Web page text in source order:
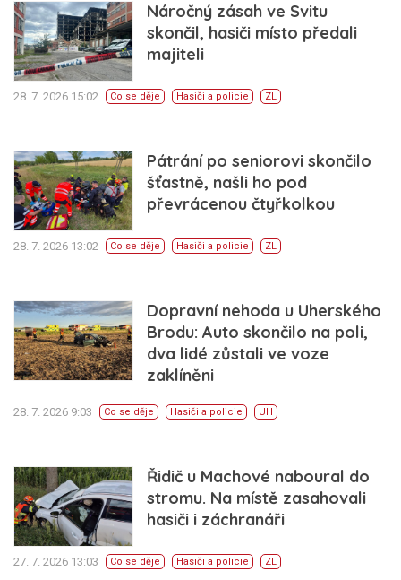
Náročný zásah ve Svitu
skončil, hasiči místo předali
majiteli
28. 7. 2026 15:02 Co se děje Hasiči a policie ZL
Pátrání po seniorovi skončilo
šťastně, našli ho pod
převrácenou čtyřkolkou
28. 7. 2026 13:02 Co se děje Hasiči a policie ZL
Dopravní nehoda u Uherského
Brodu: Auto skončilo na poli,
dva lidé zůstali ve voze
zaklíněni
28. 7. 2026 9:03 Co se děje Hasiči a policie UH
Řidič u Machové naboural do
stromu. Na místě zasahovali
hasiči i záchranáři
27. 7. 2026 13:03 Co se děje Hasiči a policie ZL